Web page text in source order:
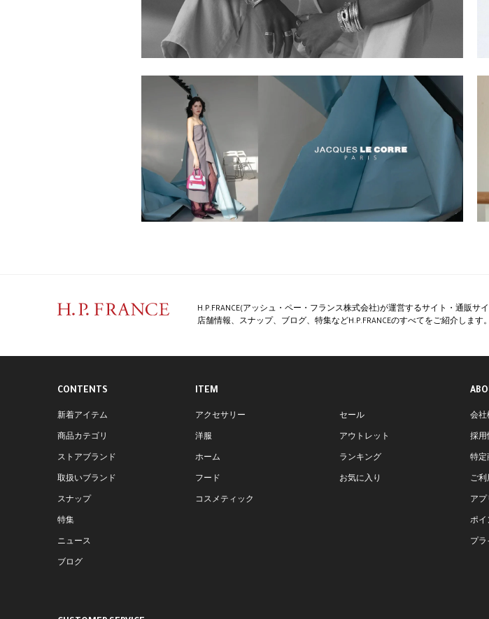
H.P.FRANCE(アッシュ・ペー・フランス株式会社)が運営するサイト・通販サイ
店舗情報、スナップ、ブログ、特集などH.P.FRANCEのすべてをご紹介します。
CONTENTS
新着アイテム
商品カテゴリ
ストアブランド
取扱いブランド
スナップ
特集
ニュース
ブログ
ITEM
アクセサリー
洋服
ホーム
フード
コスメティック
セール
アウトレット
ランキング
お気に入り
会社
採用
特定
ご利
ア
ポイ
プラ